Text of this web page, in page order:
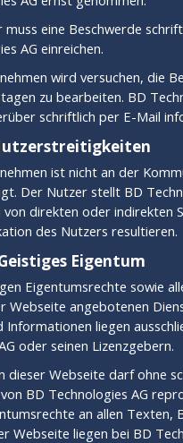
muss eine Beschwerde
AG einreichen.
wird versuchen, die
zu bearbeiten. BD
schriftlich per E-Mail
ist nicht an der
Der Nutzer stellt BD
direkten oder indirekten
des Nutzers resultieren.
Eigentum
Eigentumsrechte sowie
Webseite angebotenen
Informationen liegen
oder seinen Lizenzgebern.
dieser Webseite darf ohne
BD Technologies AG
an allen Texten,
Webseite liegen bei BD